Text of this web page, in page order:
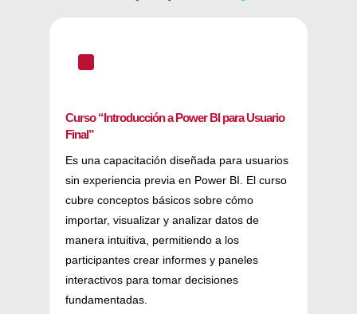
^
Curso “Introducción a Power BI para Usuario
Final”
Es una capacitación diseñada para usuarios
sin experiencia previa en Power BI. El curso
cubre conceptos básicos sobre cómo
importar, visualizar y analizar datos de
manera intuitiva, permitiendo a los
participantes crear informes y paneles
interactivos para tomar decisiones
fundamentadas.